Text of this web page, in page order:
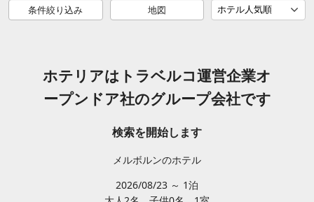
条件絞り込み 地図
ホテリアはトラベルコ運営企業オ
ープンドア社のグループ会社です
検索を開始します
メルボルンのホテル
2026/08/23 ～ 1泊